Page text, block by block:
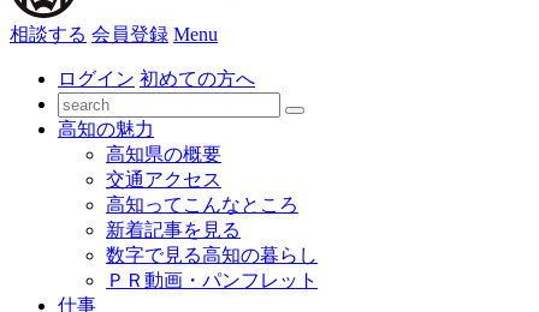
相談する 会員登録 Menu
ログイン 初めての方へ
高知の魅力
高知県の概要
交通アクセス
高知ってこんなところ
新着記事を見る
数字で見る高知の暮らし
ＰＲ動画・パンフレット
仕事